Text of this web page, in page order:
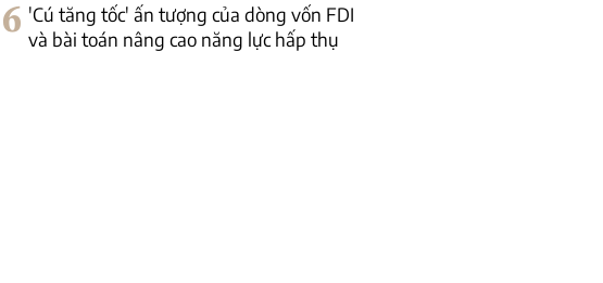
6 'Cú tăng tốc' ấn tượng của dòng vốn FDI
và bài toán nâng cao năng lực hấp thụ